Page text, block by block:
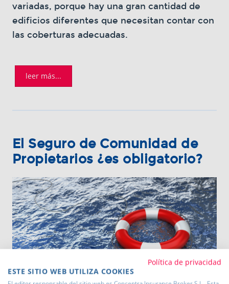
variadas, porque hay una gran cantidad de
edificios diferentes que necesitan contar con
las coberturas adecuadas.
leer más...
El Seguro de Comunidad de
Propietarios ¿es obligatorio?
Una de las preguntas que más se plantean en
Política de privacidad
ESTE SITIO WEB UTILIZA COOKIES